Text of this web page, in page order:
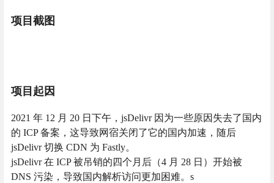
项目截图
项目起因
2021 年 12 月 20 日下午，jsDelivr 因为一些原因失去了国内
的 ICP 备案，这导致网宿关闭了它的国内加速，随后
jsDelivr 切换 CDN 为 Fastly。
jsDelivr 在 ICP 被吊销的四个月后（4 月 28 日）开始被
DNS 污染，导致国内解析访问更加困难。s